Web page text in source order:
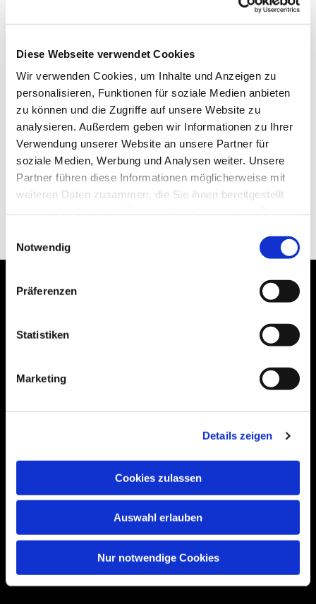
Diese Webseite verwendet Cookies
Wir verwenden Cookies, um Inhalte und Anzeigen zu
personalisieren, Funktionen für soziale Medien anbieten
zu können und die Zugriffe auf unsere Website zu
analysieren. Außerdem geben wir Informationen zu Ihrer
Verwendung unserer Website an unsere Partner für
soziale Medien, Werbung und Analysen weiter. Unsere
Partner führen diese Informationen möglicherweise mit
weiteren Daten zusammen, die Sie ihnen bereitgestellt
Notwendig
Präferenzen
Statistiken
Marketing
Details zeigen
Cookies zulassen
Auswahl erlauben
Nur notwendige Cookies
Bogenstraße 4A
um diese Karte anzuzeigen.
Accept cookies